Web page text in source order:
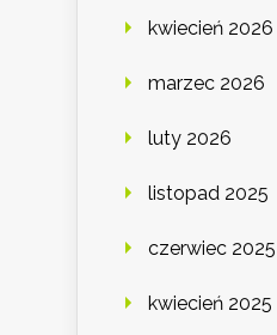
kwiecień 2026
marzec 2026
luty 2026
listopad 2025
czerwiec 2025
kwiecień 2025